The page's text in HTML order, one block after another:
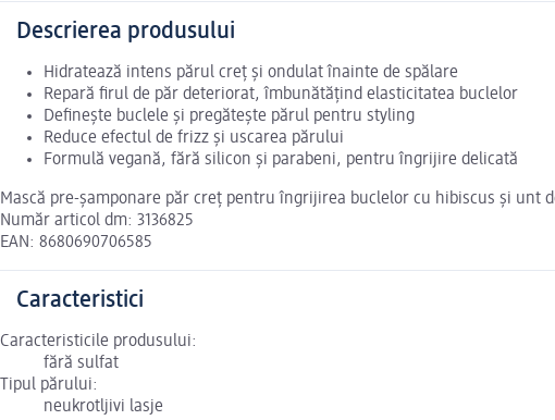
Descrierea produsului
Hidratează intens părul creț și ondulat înainte de spălare
Repară firul de păr deteriorat, îmbunătățind elasticitatea buclelor
Definește buclele și pregătește părul pentru styling
Reduce efectul de frizz și uscarea părului
Formulă vegană, fără silicon și parabeni, pentru îngrijire delicată
Mască pre-șamponare păr creț pentru îngrijirea buclelor cu hibiscus și
Număr articol dm: 3136825
EAN: 8680690706585
Caracteristici
Caracteristicile produsului:
fără sulfat
Tipul părului:
neukrotljivi lasje